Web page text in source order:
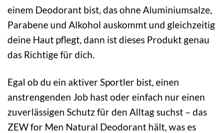
einem Deodorant bist, das ohne Aluminiumsalze,
Parabene und Alkohol auskommt und gleichzeitig
deine Haut pflegt, dann ist dieses Produkt genau
das Richtige für dich.
Egal ob du ein aktiver Sportler bist, einen
anstrengenden Job hast oder einfach nur einen
zuverlässigen Schutz für den Alltag suchst – das
ZEW for Men Natural Deodorant hält, was es